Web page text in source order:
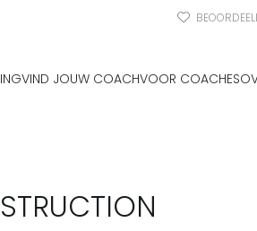
VIND JOUW COACHVOOR COACHES